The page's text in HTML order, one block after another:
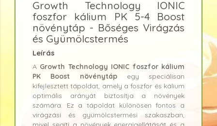
Growth Technology IONIC
foszfor kálium PK 5-4 Boost
növénytáp - Bőséges Virágzás
és Gyümölcstermés
Leírás
A Growth Technology IONIC foszfor kálium
PK Boost növénytápegy speciálisan
kifejlesztett tápoldat, amely a foszfor és kálium
optimális arányát biztosítja a növények
számára. Ez a tápoldat különösen fontos a
virágzási és gyümölcstermési szakaszban,